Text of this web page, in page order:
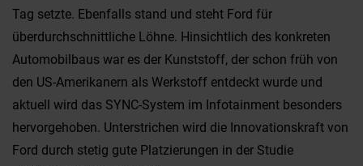
Tag setzte. Ebenfalls stand und steht Ford für
überdurchschnittliche Löhne. Hinsichtlich des konkreten
Automobilbaus war es der Kunststoff, der schon früh von
den US-Amerikanern als Werkstoff entdeckt wurde und
aktuell wird das SYNC-System im Infotainment besonders
hervorgehoben. Unterstrichen wird die Innovationskraft von
Ford durch stetig gute Platzierungen in der Studie